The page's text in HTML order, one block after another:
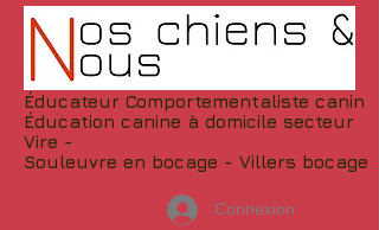
Éducateur Comportementaliste canin
Éducation canine à domicile secteur
Vire -
Souleuvre en bocage - Villers bocage
Connexion